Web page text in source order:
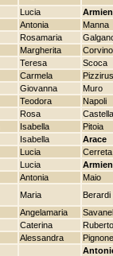
Lucia
Antonia
Manna
Rosamaria
Margherita
Corvino
Teresa
Scoca
Carmela
Giovanna
Muro
Teodora
Napoli
Rosa
Isabella
Pitoia
Isabella
Arace
Lucia
Cerreta
Lucia
Antonia
Maio
Maria
Berardi
Angelamaria
Caterina
Ruberto
Alessandra
Pignone